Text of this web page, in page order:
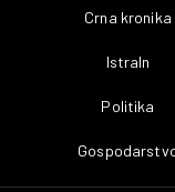
Crna kronika
IstraIn
Politika